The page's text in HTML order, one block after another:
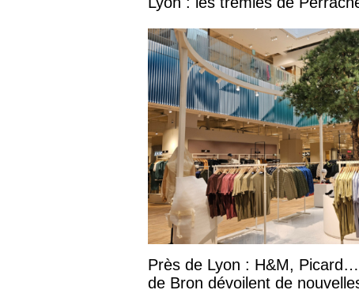
Près de Lyon : H&M,
de Bron dévoilent de